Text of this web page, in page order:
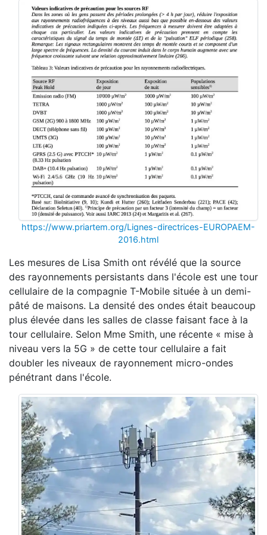
https://www.priartem.org/Lignes-directrices-EUROPAEM-
2016.html
Les mesures de Lisa Smith ont révélé que la source
des rayonnements persistants dans l'école est une tour
cellulaire de la compagnie T-Mobile située à un demi-
pâté de maisons. La densité des ondes était beaucoup
plus élevée dans les salles de classe faisant face à la
tour cellulaire. Selon Mme Smith, une récente « mise à
niveau vers la 5G » de cette tour cellulaire a fait
doubler les niveaux de rayonnement micro-ondes
pénétrant dans l'école.